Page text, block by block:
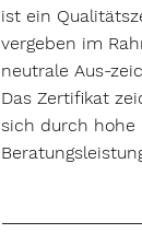
ist ein
vergeben im
neutrale Aus-
Das Zertifikat
sich durch hohe